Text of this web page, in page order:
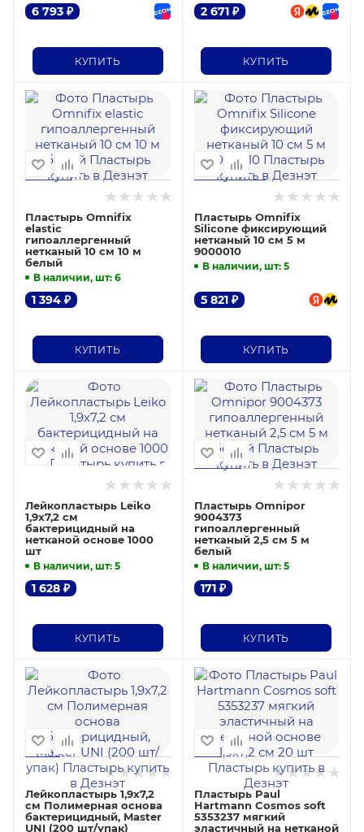
6 793 ₽
КУПИТЬ
2 671₽
КУПИТЬ
Пластырь Omnifix
elastic
гипоаллергенный
нетканый 10 см 10 м
белый
В наличии, шт: 6
1 394 ₽
КУПИТЬ
Пластырь Omnifix
Silicone фиксирующий
нетканый 10 см 5 м
9000010
В наличии, шт: 5
5 821₽
КУПИТЬ
Лейкопластырь Leiko
1,9х7,2 см
бактерицидный на
нетканой основе 1000
шт
В наличии, шт: 5
1 628 ₽
КУПИТЬ
Пластырь Omnipor
9004373
гипоаллергенный
нетканый 2,5 см 5 м
белый
В наличии, шт: 5
171₽
КУПИТЬ
Лейкопластырь 1,9х7,2
см Полимерная основа
бактерицидный, Master
UNI (200 шт/упак)
Пластырь Paul
Hartmann Cosmos soft
5353237 мягкий
эластичный на нетканой